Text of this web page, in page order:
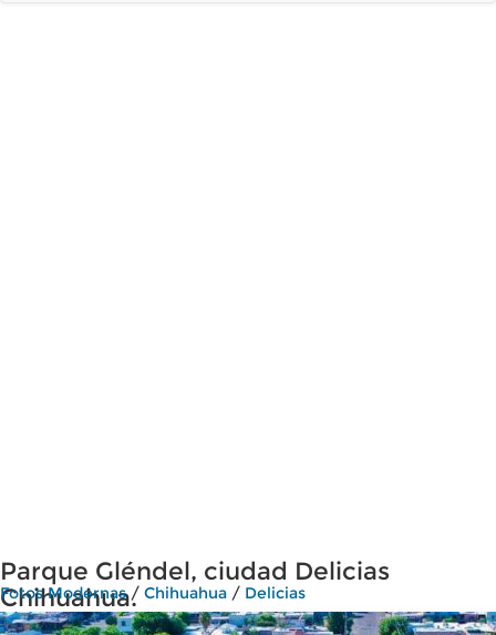
Parque Gléndel, ciudad Delicias
Chihuahua.
Fotos Modernas/ Chihuahua / Delicias